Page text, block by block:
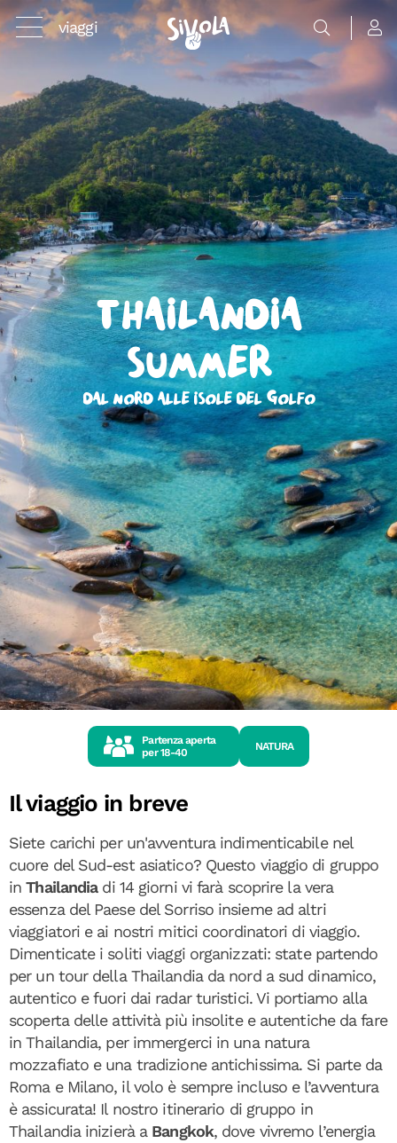
viaggi
Thailandia
Summer
dal Nord alle Isole del Golfo
Partenza aperta
per18-40
NATURA
Il viaggio in breve
Siete carichi per un'avventura indimenticabile nel
cuore del Sud-est asiatico? Questo viaggio di gruppo
in Thailandiadi 14 giorni vi farà scoprire la vera
essenza del Paese del Sorriso insieme ad altri
viaggiatori e ai nostri mitici coordinatori di viaggio.
Dimenticate i soliti viaggi organizzati: state partendo
per un tour della Thailandia da nord a sud dinamico,
autentico e fuori dai radar turistici. Vi portiamo alla
scoperta delle attività più insolite e autentiche da fare
in Thailandia, per immergerci in una natura
mozzafiato e una tradizione antichissima. Si parte da
Roma e Milano, il volo è sempre incluso e l’avventura
è assicurata! Il nostro itinerario di gruppo in
Thailandia inizierà a Bangkok, dove vivremo l’energia